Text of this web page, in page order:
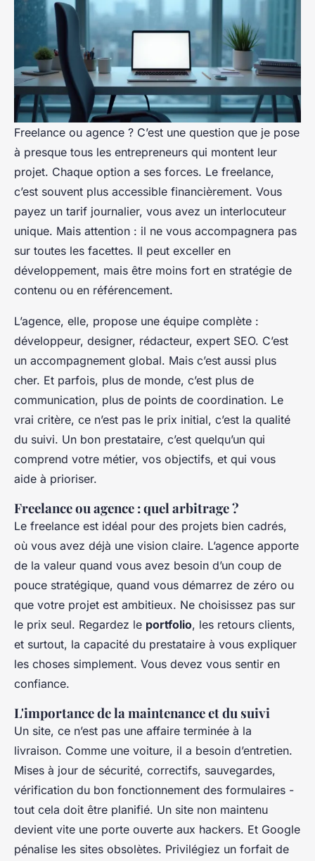
Freelance ou agence ? C’est une question que je pose
à presque tous les entrepreneurs qui montent leur
projet. Chaque option a ses forces. Le freelance,
c’est souvent plus accessible financièrement. Vous
payez un tarif journalier, vous avez un interlocuteur
unique. Mais attention : il ne vous accompagnera pas
sur toutes les facettes. Il peut exceller en
développement, mais être moins fort en stratégie de
contenu ou en référencement.
L’agence, elle, propose une équipe complète :
développeur, designer, rédacteur, expert SEO. C’est
un accompagnement global. Mais c’est aussi plus
cher. Et parfois, plus de monde, c’est plus de
communication, plus de points de coordination. Le
vrai critère, ce n’est pas le prix initial, c’est la qualité
du suivi. Un bon prestataire, c’est quelqu’un qui
comprend votre métier, vos objectifs, et qui vous
aide à prioriser.
Freelance ou agence : quel arbitrage ?
Le freelance est idéal pour des projets bien cadrés,
où vous avez déjà une vision claire. L’agence apporte
de la valeur quand vous avez besoin d’un coup de
pouce stratégique, quand vous démarrez de zéro ou
que votre projet est ambitieux. Ne choisissez pas sur
le prix seul. Regardez le portfolio, les retours clients,
et surtout, la capacité du prestataire à vous expliquer
les choses simplement. Vous devez vous sentir en
confiance.
L'importance de la maintenance et du suivi
Un site, ce n’est pas une affaire terminée à la
livraison. Comme une voiture, il a besoin d’entretien.
Mises à jour de sécurité, correctifs, sauvegardes,
vérification du bon fonctionnement des formulaires -
tout cela doit être planifié. Un site non maintenu
devient vite une porte ouverte aux hackers. Et Google
pénalise les sites obsolètes. Privilégiez un forfait de